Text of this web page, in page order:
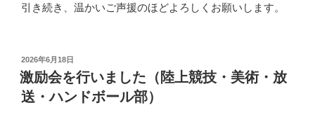
引き続き、温かいご声援のほどよろしくお願いします。
投
稿
日:
2026年6月18日
激励会を行いました（陸上競技・美術・放
送・ハンドボール部）